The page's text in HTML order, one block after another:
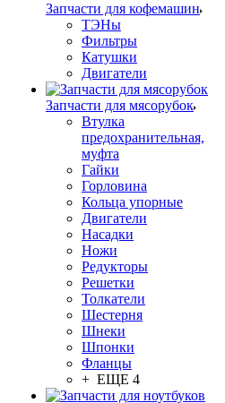
Запчасти для кофемашин
ТЭНы
Фильтры
Катушки
Двигатели
Запчасти для мясорубок
Втулка
предохранительная,
муфта
Гайки
Горловина
Кольца упорные
Двигатели
Насадки
Ножи
Редукторы
Решетки
Толкатели
Шестерня
Шнеки
Шпонки
Фланцы
+ ЕЩЕ 4